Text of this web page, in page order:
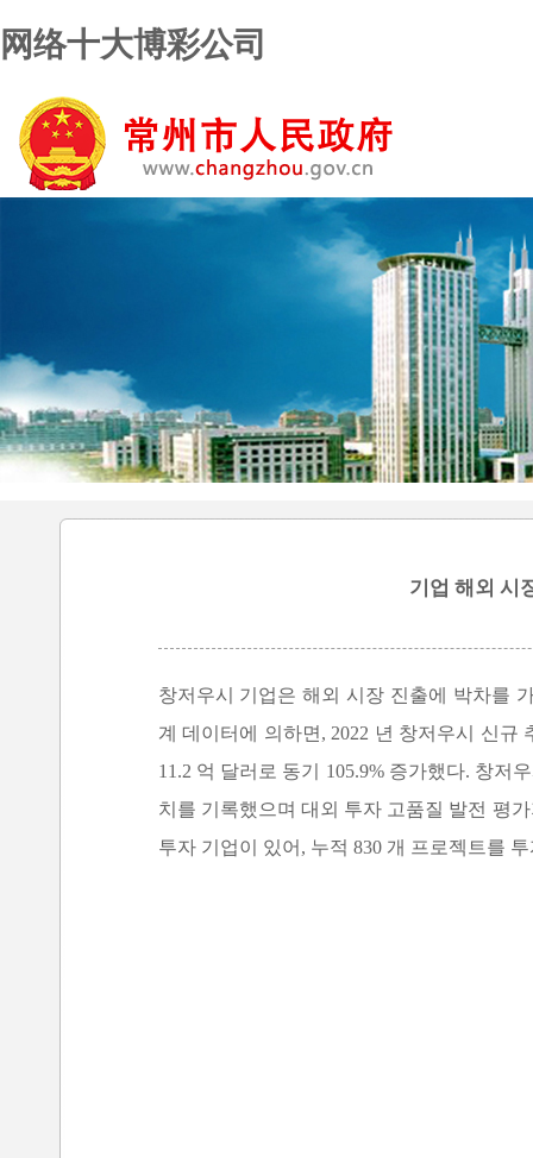
网络十大博彩公司
기업 해외 시
창저우시 기업은 해외 시장 진출에 박차를
계 데이터에 의하면, 2022 년 창저우시 신규
11.2 억 달러로 동기 105.9% 증가했다. 창
치를 기록했으며 대외 투자 고품질 발전 평
투자 기업이 있어, 누적 830 개 프로젝트를